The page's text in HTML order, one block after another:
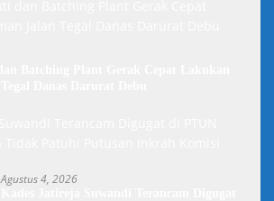
Agustus 4, 2026